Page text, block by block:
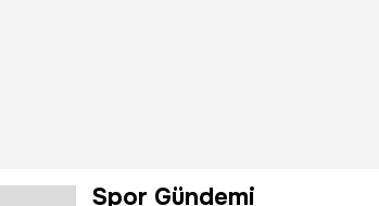
Spor Gündemi